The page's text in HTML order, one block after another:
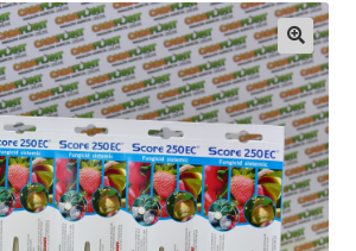
copil
Extinde
meniul
copil
Extinde
meniul